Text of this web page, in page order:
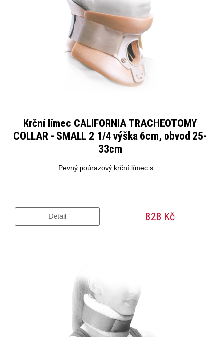
Krční límec CALIFORNIA TRACHEOTOMY
COLLAR - SMALL 2 1/4 výška 6cm, obvod 25-
33cm
Pevný poúrazový krční límec s …
Detail 828 Kč